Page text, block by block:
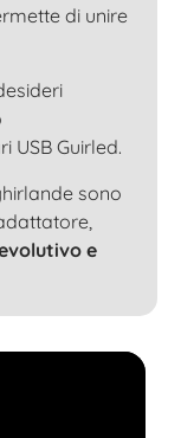
di unire
USB Guirled.
sono
e